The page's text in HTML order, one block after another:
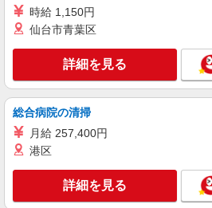
アルバイト パート
壱鵠堂 横浜白山店
ラーメン店のホー
時給1,250円＋交
給1,563円 ◆高校生は時給1,225
の変動なし
神奈川県横浜市緑
キープ
なか卯 十日市場店
接客・調理スタッフ
時給 1,150円
仙台市青葉区
詳細を見る
総合病院の清掃
月給 257,400円
港区
詳細を見る